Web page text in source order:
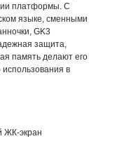
платформы. С
языке, сменными
GK3
защита,
память делают его
в
ЖК-экран